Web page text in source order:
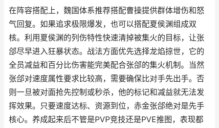
在阵容搭配上，魏国体系推荐搭配曹操提供群体增伤和怒
气回复。如果追求极限爆发，也可以搭配夏侯渊组成双
核。利用夏侯渊的列伤特性快速清掉被集火的目标，让张
郃尽早进入狂暴状态。战法方面优先选择龙焰掠世，它的
全员减益和百分比伤害能完美配合张郃的集火机制。当然
张郃对速度属性要求比较高，需要确保比对手先出手。否
则一旦被对面抢先控制或秒杀，他的标记和减益就无法发
挥效果。只要速度达标、资源到位，赤金张郃绝对是先手
核心。养成起来后不管是PVP竞技还是PVE推图，表现都